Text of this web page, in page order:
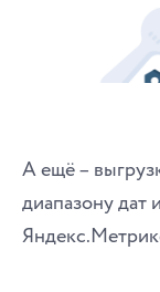
А ещё –
диапазону дат